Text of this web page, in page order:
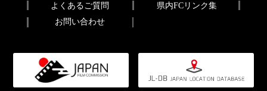
よくあるご質問
県内FCリンク集
お問い合わせ